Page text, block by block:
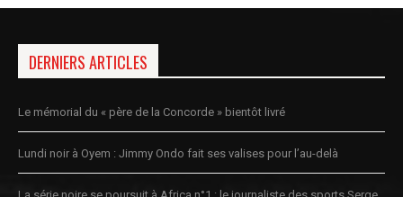
DERNIERS ARTICLES
Le mémorial du « père de la Concorde » bientôt livré
Lundi noir à Oyem : Jimmy Ondo fait ses valises pour l’au-delà